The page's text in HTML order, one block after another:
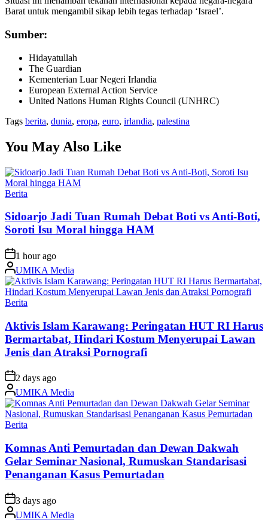
Barat untuk mengambil sikap lebih tegas terhadap ‘Israel’.
Sumber:
Hidayatullah
The Guardian
Kementerian Luar Negeri Irlandia
European External Action Service
United Nations Human Rights Council (UNHRC)
Tags berita, dunia, eropa, euro, irlandia, palestina
You May Also Like
Posted
Berita
Sidoarjo Jadi Tuan Rumah Debat Boti vs Anti-Boti,
Soroti Isu Moral hingga HAM
on 1 hour ago
Posted
by
UMIKA Media
Posted
Berita
Aktivis Islam Karawang: Peringatan HUT RI Harus
Bermartabat, Hindari Kostum Menyerupai Lawan
Jenis dan Atraksi Pornografi
on2 days ago
Posted
by
UMIKA Media
Posted
Berita
Komnas Anti Pemurtadan dan Dewan Dakwah
Gelar Seminar Nasional, Rumuskan Standarisasi
Penanganan Kasus Pemurtadan
on3 days ago
Posted
by
UMIKA Media